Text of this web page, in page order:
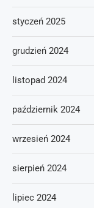
styczeń 2025
grudzień 2024
listopad 2024
październik 2024
wrzesień 2024
sierpień 2024
lipiec 2024